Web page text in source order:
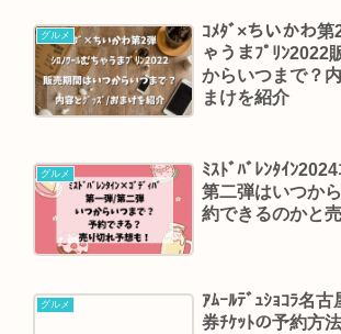
グルメ
ｺﾒﾀﾞ×ちいかわ第
ゃうまﾌﾟﾘﾝ2022
からいつまで？
まけを紹介
グルメ
ﾐｽﾄﾞﾊﾞﾚﾝﾀｲﾝ
第二弾はいつか
約できるのかと
グルメ
ｱﾑｰﾙﾃﾞｭｼｮｺﾗ名
券ﾁｹｯﾄの予約方